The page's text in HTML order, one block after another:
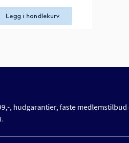
Legg i handlekurv
, hudgarantier, faste medlemstilbud